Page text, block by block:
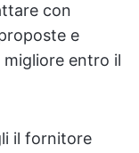
con
e
entro il
il fornitore